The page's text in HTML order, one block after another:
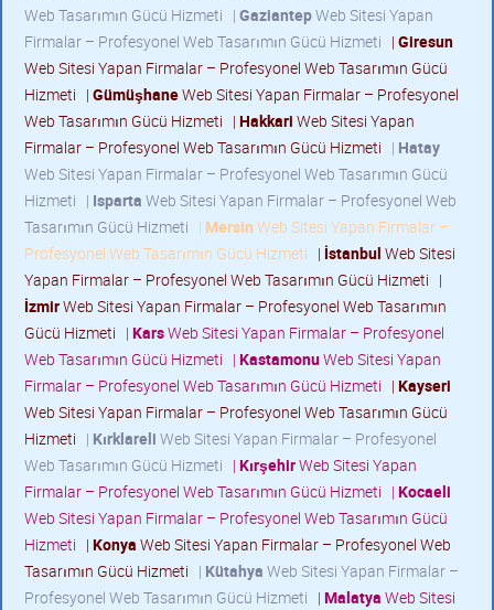
Web Tasarımın Gücü Hizmeti | GaziantepWeb Sitesi Yapan
Firmalar – Profesyonel Web Tasarımın Gücü Hizmeti | Giresun
Web Sitesi Yapan Firmalar – Profesyonel Web Tasarımın Gücü
Hizmeti | GümüşhaneWeb Sitesi Yapan Firmalar – Profesyonel
Web Tasarımın Gücü Hizmeti | Hakkari Web Sitesi Yapan
Firmalar – Profesyonel Web Tasarımın Gücü Hizmeti | Hatay
Web Sitesi Yapan Firmalar – Profesyonel Web Tasarımın Gücü
Hizmeti | Isparta Web Sitesi Yapan Firmalar – Profesyonel Web
Tasarımın Gücü Hizmeti | Mersin Web Sitesi Yapan Firmalar –
Profesyonel Web Tasarımın Gücü Hizmeti | İstanbul Web Sitesi
Yapan Firmalar – Profesyonel Web Tasarımın Gücü Hizmeti |
İzmirWeb Sitesi Yapan Firmalar – Profesyonel Web Tasarımın
Gücü Hizmeti | KarsWeb Sitesi Yapan Firmalar – Profesyonel
Web Tasarımın Gücü Hizmeti | KastamonuWeb Sitesi Yapan
Firmalar – Profesyonel Web Tasarımın Gücü Hizmeti | Kayseri
Web Sitesi Yapan Firmalar – Profesyonel Web Tasarımın Gücü
Hizmeti | Kırklareli Web Sitesi Yapan Firmalar – Profesyonel
Web Tasarımın Gücü Hizmeti | KırşehirWeb Sitesi Yapan
Firmalar – Profesyonel Web Tasarımın Gücü Hizmeti | Kocaeli
Web Sitesi Yapan Firmalar – Profesyonel Web Tasarımın Gücü
Hizmeti | Konya Web Sitesi Yapan Firmalar – Profesyonel Web
Tasarımın Gücü Hizmeti | Kütahya Web Sitesi Yapan Firmalar –
Profesyonel Web Tasarımın Gücü Hizmeti | Malatya Web Sitesi